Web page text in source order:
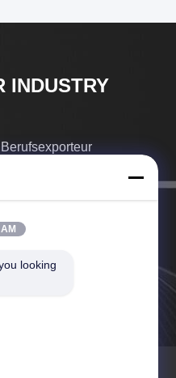
INDUSTRY
Rechte vorbehalten.
looking